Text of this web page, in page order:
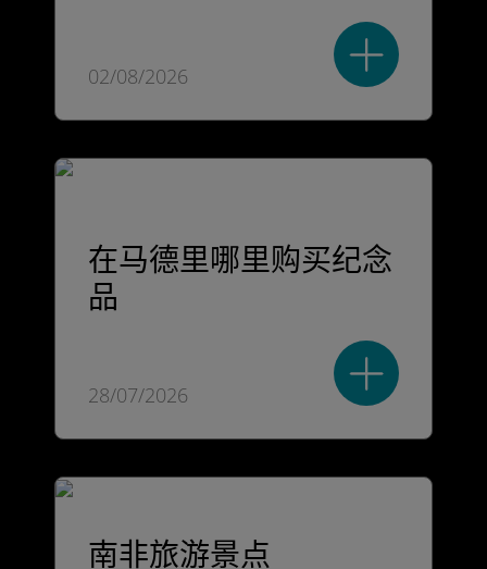
02/08/2026
在马德里哪里购买纪念
品
28/07/2026
南非旅游景点